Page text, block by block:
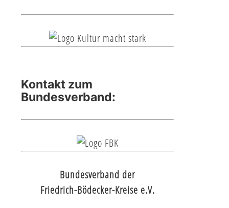
Kontakt zum
Bundesverband:
Bundesverband der
Friedrich-Bödecker-Kreise e.V.